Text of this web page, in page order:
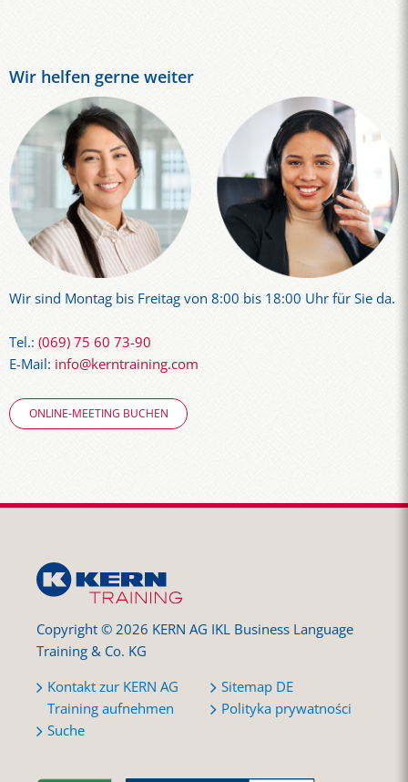
Wir helfen gerne weiter
Wir sind Montag bis Freitag von 8:00 bis 18:00 Uhr für Sie da.
Tel.: (069) 75 60 73-90
E-Mail: info@kerntraining.com
ONLINE-MEETING BUCHEN
Copyright © 2026 KERN AG IKL Business Language
Training & Co. KG
Kontakt zur KERN AG
Training aufnehmen
Suche
Sitemap DE
Polityka prywatności